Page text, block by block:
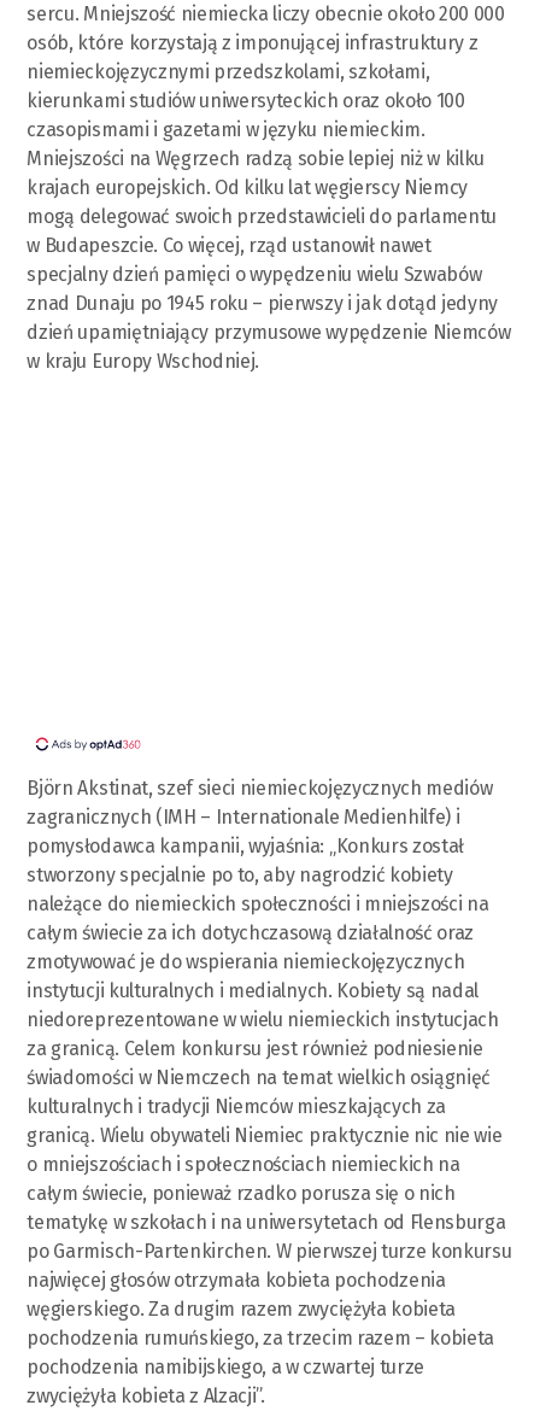
sercu. Mniejszość niemiecka liczy obecnie około 200 000
osób, które korzystają z imponującej infrastruktury z
niemieckojęzycznymi przedszkolami, szkołami,
kierunkami studiów uniwersyteckich oraz około 100
czasopismami i gazetami w języku niemieckim.
Mniejszości na Węgrzech radzą sobie lepiej niż w kilku
krajach europejskich. Od kilku lat węgierscy Niemcy
mogą delegować swoich przedstawicieli do parlamentu
w Budapeszcie. Co więcej, rząd ustanowił nawet
specjalny dzień pamięci o wypędzeniu wielu Szwabów
znad Dunaju po 1945 roku – pierwszy i jak dotąd jedyny
dzień upamiętniający przymusowe wypędzenie Niemców
w kraju Europy Wschodniej.
Björn Akstinat, szef sieci niemieckojęzycznych mediów
zagranicznych (IMH – Internationale Medienhilfe) i
pomysłodawca kampanii, wyjaśnia: „Konkurs został
stworzony specjalnie po to, aby nagrodzić kobiety
należące do niemieckich społeczności i mniejszości na
całym świecie za ich dotychczasową działalność oraz
zmotywować je do wspierania niemieckojęzycznych
instytucji kulturalnych i medialnych. Kobiety są nadal
niedoreprezentowane w wielu niemieckich instytucjach
za granicą. Celem konkursu jest również podniesienie
świadomości w Niemczech na temat wielkich osiągnięć
kulturalnych i tradycji Niemców mieszkających za
granicą. Wielu obywateli Niemiec praktycznie nic nie wie
o mniejszościach i społecznościach niemieckich na
całym świecie, ponieważ rzadko porusza się o nich
tematykę w szkołach i na uniwersytetach od Flensburga
po Garmisch-Partenkirchen. W pierwszej turze konkursu
najwięcej głosów otrzymała kobieta pochodzenia
węgierskiego. Za drugim razem zwyciężyła kobieta
pochodzenia rumuńskiego, za trzecim razem – kobieta
pochodzenia namibijskiego, a w czwartej turze
zwyciężyła kobieta z Alzacji”.